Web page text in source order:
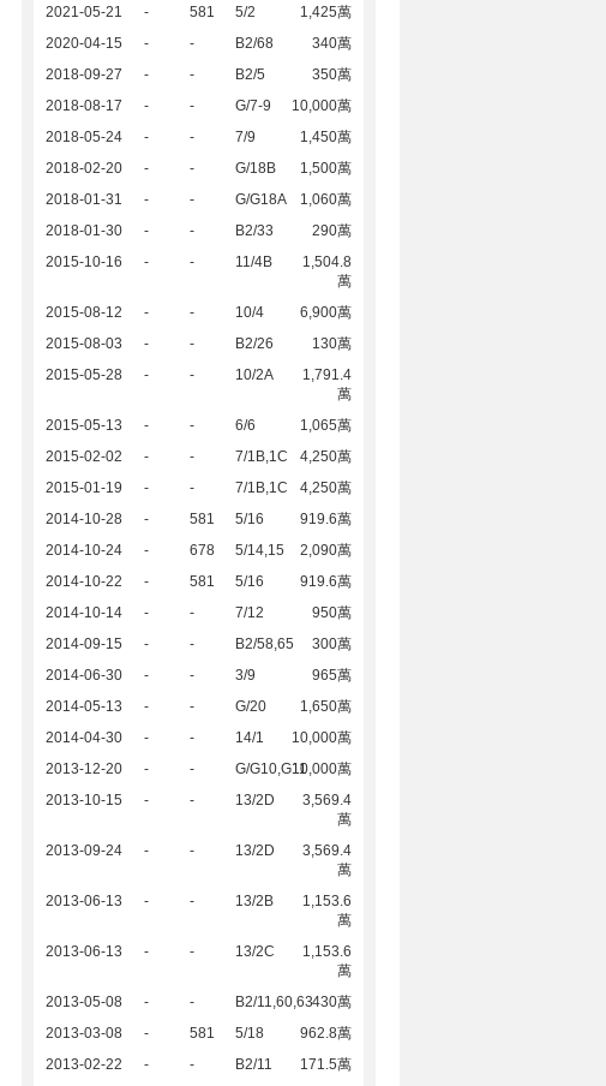
2021-05-21
- 581 5/2
1,425萬
2020-04-15
- - B2/68
340萬
2018-09-27
- - B2/5
350萬
2018-08-17
- - G/7-9
10,000萬
2018-05-24
- - 7/9
1,450萬
2018-02-20
- - G/18B
1,500萬
2018-01-31
- - G/G18A
1,060萬
2018-01-30
- - B2/33
290萬
2015-10-16
- - 11/4B
1,504.8
萬
2015-08-12
- - 10/4
6,900萬
2015-08-03
- - B2/26
130萬
2015-05-28
- - 10/2A
1,791.4
萬
2015-05-13
- - 6/6
1,065萬
2015-02-02
- - 7/1B,1C
4,250萬
2015-01-19
- - 7/1B,1C
4,250萬
2014-10-28
- 581 5/16
919.6萬
2014-10-24
- 678 5/14,15
2,090萬
2014-10-22
- 581 5/16
919.6萬
2014-10-14
- - 7/12
950萬
2014-09-15
- - B2/58,65
300萬
2014-06-30
- - 3/9
965萬
2014-05-13
- - G/20
1,650萬
2014-04-30
- - 14/1
10,000萬
2013-12-20
- - G/G10,G1110,000萬
2013-10-15
- - 13/2D
3,569.4
萬
2013-09-24
- - 13/2D
3,569.4
萬
2013-06-13
- - 13/2B
1,153.6
萬
2013-06-13
- - 13/2C
1,153.6
萬
2013-05-08
- - B2/11,60,63430萬
2013-03-08
- 581 5/18
962.8萬
2013-02-22
- - B2/11
171.5萬